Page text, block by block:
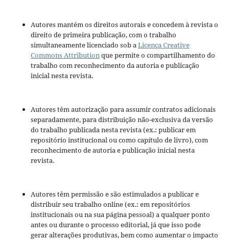
Autores mantém os direitos autorais e concedem à revista o
direito de primeira publicação, com o trabalho
simultaneamente licenciado sob aLicença Creative
Commons Attributionque permite o compartilhamento do
trabalho com reconhecimento da autoria e publicação
inicial nesta revista.
Autores têm autorização para assumir contratos adicionais
separadamente, para distribuição não-exclusiva da versão
do trabalho publicada nesta revista (ex.: publicar em
repositório institucional ou como capítulo de livro), com
reconhecimento de autoria e publicação inicial nesta
revista.
Autores têm permissão e são estimulados a publicar e
distribuir seu trabalho online (ex.: em repositórios
institucionais ou na sua página pessoal) a qualquer ponto
antes ou durante o processo editorial, já que isso pode
gerar alterações produtivas, bem como aumentar o impacto